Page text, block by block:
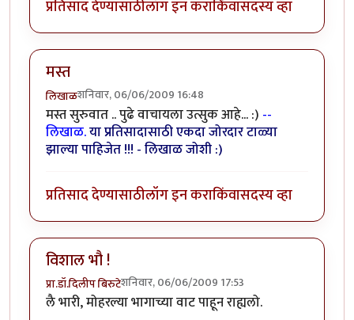
प्रतिसाद देण्यासाठीलॉग इन कराकिंवासदस्य व्हा
मस्त
लिखाळशनिवार, 06/06/2009 16:48
मस्त सुरुवात .. पुढे वाचायला उत्सुक आहे... :) --
लिखाळ.या प्रतिसादासाठी एकदा जोरदार टाळ्या
झाल्या पाहिजेत !!! - लिखाळ जोशी :)
प्रतिसाद देण्यासाठीलॉग इन कराकिंवासदस्य व्हा
विशाल भौ !
प्रा.डॉ.दिलीप बिरुटेशनिवार, 06/06/2009 17:53
लै भारी, मोहरल्या भागाच्या वाट पाहून राह्यलो.